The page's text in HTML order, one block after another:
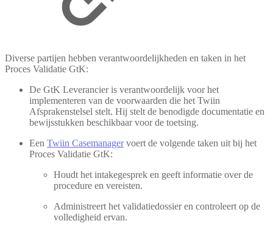
Diverse partijen hebben verantwoordelijkheden en taken in het
Proces Validatie GtK:
De GtK Leverancier is verantwoordelijk voor het
implementeren van de voorwaarden die het Twiin
Afsprakenstelsel stelt. Hij stelt de benodigde documentatie en
bewijsstukken beschikbaar voor de toetsing.
Een Twiin Casemanagervoert de volgende taken uit bij het
Proces Validatie GtK:
Houdt het intakegesprek en geeft informatie over de
procedure en vereisten.
Administreert het validatiedossier en controleert op de
volledigheid ervan.